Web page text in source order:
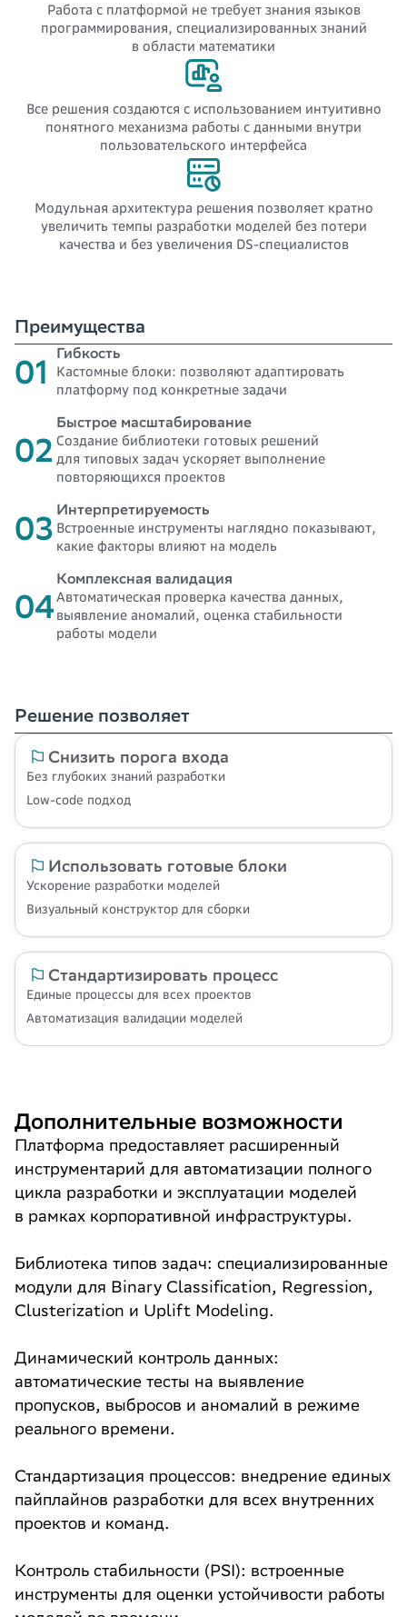
Работа с платформой не требует знания языков
программирования, специализированных знаний
в области математики
Все решения создаются с использованием интуитивно
понятного механизма работы с данными внутри
пользовательского интерфейса
Модульная архитектура решения позволяет кратно
увеличить темпы разработки моделей без потери
качества и без увеличения DS-специалистов
Преимущества
01
Гибкость
Кастомные блоки: позволяют адаптировать
платформу под конкретные задачи
02
Быстрое масштабирование
Создание библиотеки готовых решений
для типовых задач ускоряет выполнение
повторяющихся проектов
03 Интерпретируемость
Встроенные инструменты наглядно показывают,
какие факторы влияют на модель
04
Комплексная валидация
Автоматическая проверка качества данных,
выявление аномалий, оценка стабильности
работы модели
Решение позволяет
Снизить порога входа
Без глубоких знаний разработки
Low-code подход
Использовать готовые блоки
Ускорение разработки моделей
Визуальный конструктор для сборки
Стандартизировать процесс
Единые процессы для всех проектов
Автоматизация валидации моделей
Дополнительные возможности
Платформа предоставляет расширенный
инструментарий для автоматизации полного
цикла разработки и эксплуатации моделей
в рамках корпоративной инфраструктуры.
Библиотека типов задач: специализированные
модули для Binary Classification, Regression,
Clusterization и Uplift Modeling.
Динамический контроль данных:
автоматические тесты на выявление
пропусков, выбросов и аномалий в режиме
реального времени.
Стандартизация процессов: внедрение единых
пайплайнов разработки для всех внутренних
проектов и команд.
Контроль стабильности (PSI): встроенные
инструменты для оценки устойчивости работы